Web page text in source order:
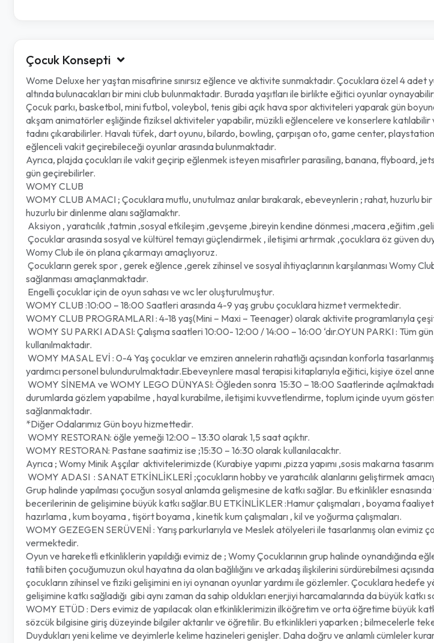
Çocuk Konsepti
Wome Deluxe her yaştan misafirine sınırsız eğlence ve aktivite sunmaktadır. Çocuklara özel 4 adet
altında bulunacakları bir mini club bulunmaktadır. Burada yaşıtları ile birlikte eğitici oyunlar
Çocuk parkı, basketbol, mini futbol, voleybol, tenis gibi açık hava spor aktiviteleri yaparak gün
akşam animatörler eşliğinde fiziksel aktiviteler yapabilir, müzikli eğlencelere ve konserlere katılabilir
tadını çıkarabilirler. Havalı tüfek, dart oyunu, bilardo, bowling, çarpışan oto, game center,
eğlenceli vakit geçirebileceği oyunlar arasında bulunmaktadır.
Ayrıca, plajda çocukları ile vakit geçirip eğlenmek isteyen misafirler parasiling, banana, flyboard,
gün geçirebilirler.
WOMY CLUB
WOMY CLUB AMACI ; Çocuklara mutlu, unutulmaz anılar bırakarak, ebeveynlerin ; rahat, huzurlu bir
huzurlu bir dinlenme alanı sağlamaktır.
Aksiyon , yaratıcılık ,tatmin ,sosyal etkileşim ,gevşeme ,bireyin kendine dönmesi ,macera ,eğitim
Çocuklar arasında sosyal ve kültürel temayı güçlendirmek , iletişimi artırmak ,çocuklara öz güven
Womy Club ile ön plana çıkarmayı amaçlıyoruz.
Çocukların gerek spor , gerek eğlence ,gerek zihinsel ve sosyal ihtiyaçlarının karşılanması Womy
sağlanması amaçlanmaktadır.
Engelli çocuklar için de oyun sahası ve wc ler oluşturulmuştur.
WOMY CLUB :10:00 – 18:00 Saatleri arasında 4-9 yaş grubu çocuklara hizmet vermektedir.
WOMY CLUB PROGRAMLARI : 4-18 yaş(Mini – Maxi – Teenager) olarak aktivite programlarıyla
WOMY SU PARKI ADASI: Çalışma saatleri 10:00- 12:00 / 14:00 – 16:00 ‘dır.OYUN PARKI : Tüm
kullanılmaktadır.
WOMY MASAL EVİ : 0-4 Yaş çocuklar ve emziren annelerin rahatlığı açısından konforla
yardımcı personel bulundurulmaktadır.Ebeveynlere masal terapisi kitaplarıyla eğitici, kişiye özel
WOMY SİNEMA ve WOMY LEGO DÜNYASI: Öğleden sonra 15:30 – 18:00 Saatlerinde
durumlarda gözlem yapabilme , hayal kurabilme, iletişimi kuvvetlendirme, toplum içinde uyum
sağlanmaktadır.
*Diğer Odalarımız Gün boyu hizmettedir.
WOMY RESTORAN: öğle yemeği 12:00 – 13:30 olarak 1,5 saat açıktır.
WOMY RESTORAN: Pastane saatimiz ise ;15:30 – 16:30 olarak kullanılacaktır.
Ayrıca ; Womy Minik Aşçılar aktivitelerimizde (Kurabiye yapımı ,pizza yapımı ,sosis makarna
WOMY ADASI : SANAT ETKİNLİKLERİ ;çocukların hobby ve yaratıcılık alanlarını geliştirmek
Grup halinde yapılması çocuğun sosyal anlamda gelişmesine de katkı sağlar. Bu etkinlikler
becerilerinin de gelişimine büyük katkı sağlar.BU ETKİNLİKLER :Hamur çalışmaları , boyama
hazırlama , kum boyama , tişört boyama , kinetik kum çalışmaları , kil ve yoğurma çalışmaları.
WOMY GEZEGEN SERÜVENİ : Yarış parkurlarıyla ve Meslek atölyeleri ile tasarlanmış olan
vermektedir.
Oyun ve hareketli etkinliklerin yapıldığı evimiz de ; Womy Çocuklarının grup halinde oynandığında
tatili biten çocuğumuzun okul hayatına da olan bağlılığını ve arkadaş ilişkilerini sürdürebilmesi
çocukların zihinsel ve fiziki gelişimini en iyi oynanan oyunlar yardımı ile gözlemler. Çocuklara hedefe
gelişimine katkı sağladığı gibi aynı zaman da sahip oldukları enerjiyi harcamalarında da büyük katkı
WOMY ETÜD : Ders evimiz de yapılacak olan etkinliklerimizin ilköğretim ve orta öğretime büyük
sözcük bilgisine giriş düzeyinde bilgiler aktarılır ve öğretilir. Bu etkinlikleri yaparken ; bilmecelerle
Duydukları yeni kelime ve deyimlerle kelime hazineleri genişler. Daha doğru ve anlamlı cümleler